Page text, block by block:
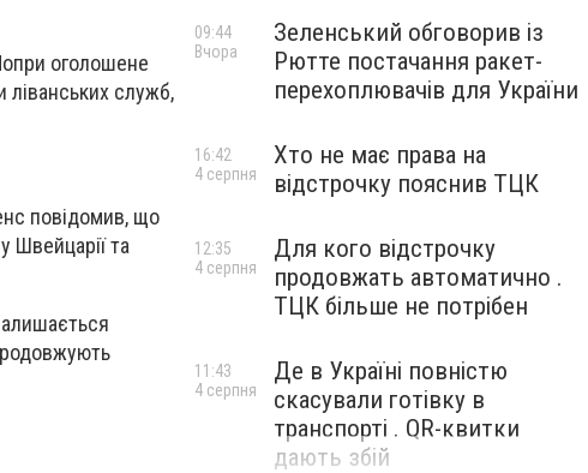
оголошене
ліванських служб,
повідомив, що
Швейцарії та
Зеленський обговорив із
Рютте постачання ракет-
перехоплювачів для України
09:44
Вчора
Хто не має права на
відстрочку пояснив ТЦК
16:42
4 серпня
Для кого відстрочку
продовжать автоматично .
ТЦК більше не потрібен
12:35
4 серпня
Де в Україні повністю
скасували готівку в
транспорті . QR-квитки
дають збій
11:43
4 серпня